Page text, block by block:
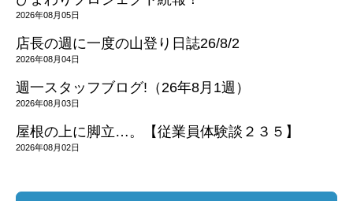
2026年08月05日
店長の週に一度の山登り日誌26/8/2
2026年08月04日
週一スタッフブログ!（26年8月1週）
2026年08月03日
屋根の上に脚立…。【従業員体験談２３５】
2026年08月02日